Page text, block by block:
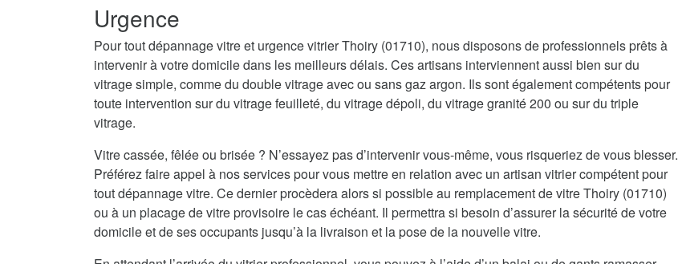
Urgence
Pour tout dépannage vitre et urgence vitrier Thoiry (01710), nous disposons de professionnels prêts à
intervenir à votre domicile dans les meilleurs délais. Ces artisans interviennent aussi bien sur du
vitrage simple, comme du double vitrage avec ou sans gaz argon. Ils sont également compétents pour
toute intervention sur du vitrage feuilleté, du vitrage dépoli, du vitrage granité 200 ou sur du triple
vitrage.
Vitre cassée, fêlée ou brisée ? N’essayez pas d’intervenir vous-même, vous risqueriez de vous blesser.
Préférez faire appel à nos services pour vous mettre en relation avec un artisan vitrier compétent pour
tout dépannage vitre. Ce dernier procèdera alors si possible au remplacement de vitre Thoiry (01710)
ou à un placage de vitre provisoire le cas échéant. Il permettra si besoin d’assurer la sécurité de votre
domicile et de ses occupants jusqu’à la livraison et la pose de la nouvelle vitre.